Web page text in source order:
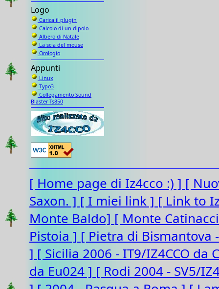
Logo
Carica il plugin
Calcolo di un dipolo
Albero di Natale
La scia del mouse
Orologio
Appunti
Linux
Typo3
Collegamento Sound
Blaster Ts850
[ Home page di Iz4cco :) ] [
Saxon. ] [ I miei link ] [ Link to
Monte Baldo] [ Monte
Pistoia ] [ Pietra di Bismantova
] [ Sicilia 2006 - IT9/IZ4CCO da
da Eu024 ] [ Rodi 2004 - SV5/